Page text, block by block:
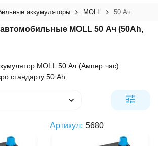
аккумуляторы MOLL 50 Ач
MOLL 50 Ач (50Ah,
MOLL 50 Ач (Ампер час)
стандарту 50 Ah.
Артикул: 5680